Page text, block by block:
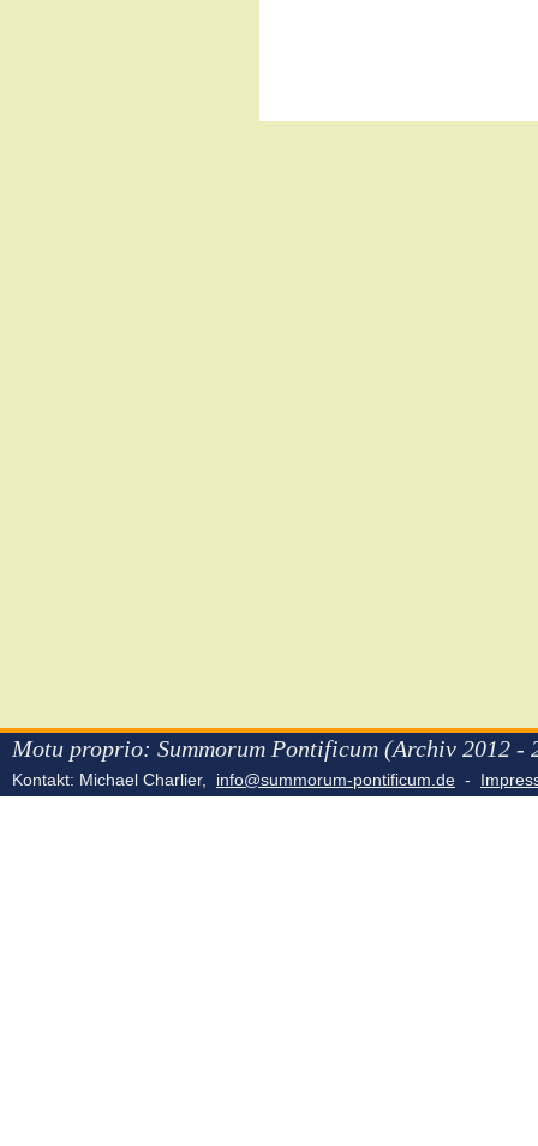
Motu proprio: Summorum Pontificum (Archiv 2012 -
Kontakt: Michael Charlier, info@summorum-pontificum.de -